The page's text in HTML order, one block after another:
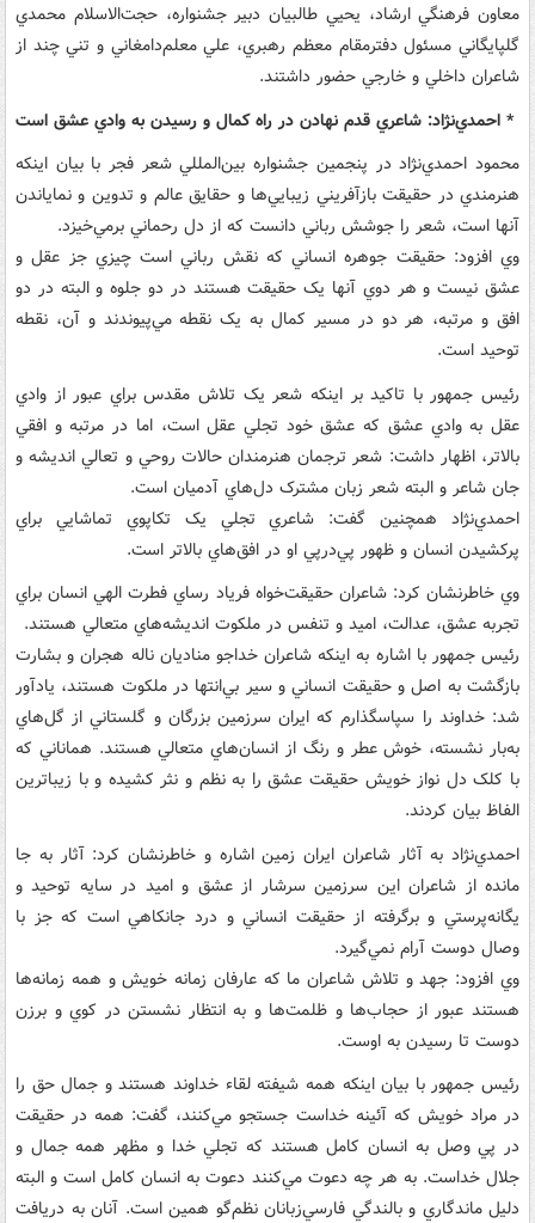
معاون فرهنگي ارشاد، يحيي طالبيان دبير جشنواره، حجت‌الاسلام محمدي
گلپايگاني مسئول دفترمقام معظم رهبري، علي معلم‌دامغاني و تني چند از
شاعران داخلي و خارجي حضور داشتند.
* احمدي‌نژاد: شاعري قدم نهادن در راه کمال و رسيدن به وادي عشق است
محمود احمدي‌نژاد در پنجمين جشنواره بين‌المللي شعر فجر با بيان اينکه
هنرمندي در حقيقت بازآفريني زيبايي‌ها و حقايق عالم و تدوين و نماياندن
آنها است، شعر را جوشش رباني دانست که از دل رحماني برمي‌خيزد.
وي افزود: حقيقت جوهره انساني که نقش رباني است چيزي جز عقل و
عشق نيست و هر دوي آنها يک حقيقت هستند در دو جلوه و البته در دو
افق و مرتبه، هر دو در مسير کمال به يک نقطه مي‌پيوندند و آن، نقطه
توحيد است.
رئيس جمهور با تاکيد بر اينکه شعر يک تلاش مقدس براي عبور از وادي
عقل به وادي عشق که عشق خود تجلي عقل است، اما در مرتبه و افقي
بالاتر، اظهار داشت: شعر ترجمان هنرمندان حالات روحي و تعالي انديشه و
جان شاعر و البته شعر زبان مشترک دل‌هاي آدميان است.
احمدي‌نژاد همچنين گفت: شاعري تجلي يک تکاپوي تماشايي براي
پرکشيدن انسان و ظهور پي‌در‌پي او در افق‌هاي بالاتر است.
وي خاطرنشان کرد: شاعران حقيقت‌خواه فرياد رساي فطرت الهي انسان براي
تجربه عشق، عدالت، اميد و تنفس در ملکوت انديشه‌هاي متعالي هستند.
رئيس جمهور با اشاره به اينکه شاعران خداجو مناديان ناله هجران و بشارت
بازگشت به اصل و حقيقت انساني و سير بي‌انتها در ملکوت هستند، يادآور
شد: خداوند را سپاسگذارم که ايران سرزمين بزرگان و گلستاني از گل‌هاي
به‌بار نشسته، خوش عطر و رنگ از انسان‌هاي متعالي هستند. هماناني که
با کلک دل نواز خويش حقيقت عشق را به نظم و نثر کشيده و با زيباترين
الفاظ بيان کردند.
احمدي‌نژاد به آثار شاعران ايران زمين اشاره و خاطرنشان کرد: آثار به جا
مانده از شاعران اين سرزمين سرشار از عشق و اميد در سايه توحيد و
يگانه‌پرستي و برگرفته از حقيقت انساني و درد جانکاهي است که جز با
وصال دوست آرام نمي‌گيرد.
وي افزود: جهد و تلاش شاعران ما که عارفان زمانه خويش و همه زمانه‌ها
هستند عبور از حجاب‌ها و ظلمت‌ها و به انتظار نشستن در کوي و برزن
دوست تا رسيدن به اوست.
رئيس جمهور با بيان اينکه همه شيفته لقاء‌ خداوند هستند و جمال حق را
در مراد خويش که آئينه خداست جستجو مي‌کنند،‌ گفت: همه در حقيقت
در پي وصل به انسان کامل هستند که تجلي خدا و مظهر همه جمال و
جلال خداست. به هر چه دعوت مي‌کنند دعوت به انسان کامل است و البته
دليل ماندگاري و بالندگي فارسي‌زبانان نظم‌گو همين است. آنان به دريافت